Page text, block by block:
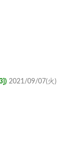
2021/09/07(火)